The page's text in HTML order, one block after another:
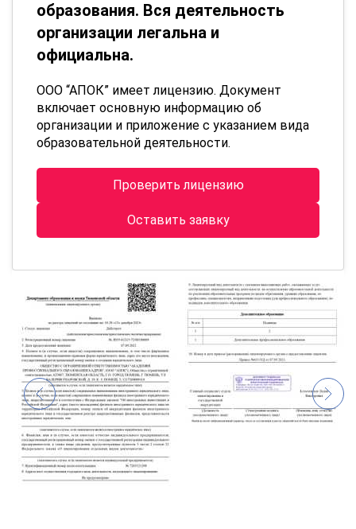
образования. Вся деятельность
организации легальна и
официальна.
ООО “АПОК” имеет лицензию. Документ
включает основную информацию об
организации и приложение с указанием вида
образовательной деятельности.
Проверить лицензию
Оставить заявку